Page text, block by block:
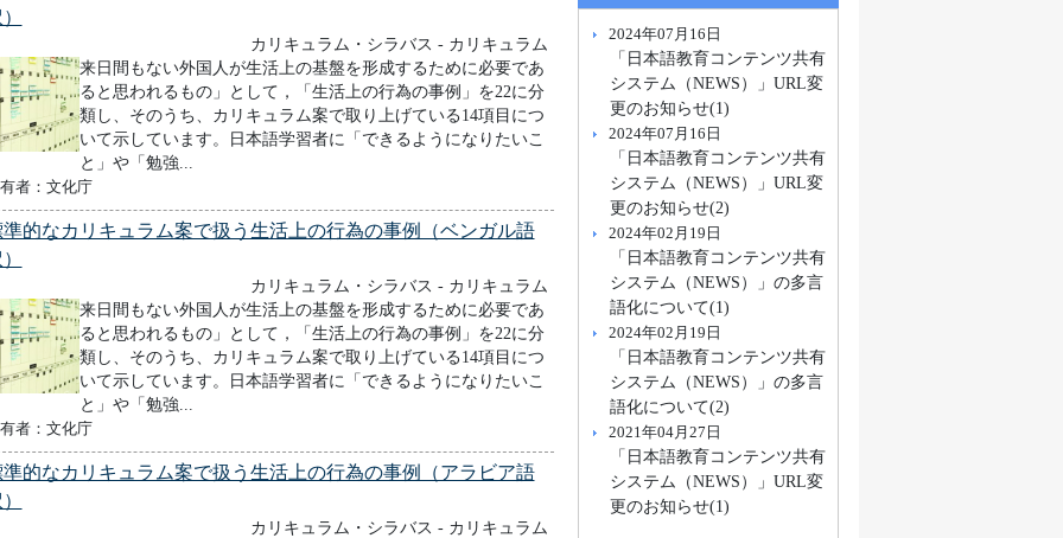
カリキュラム・シラバス - カリキュラム
来日間もない外国人が生活上の基盤を形成するために必要であ
ると思われるもの」として，「生活上の行為の事例」を22に分
類し、そのうち、カリキュラム案で取り上げている14項目につ
いて示しています。日本語学習者に「できるようになりたいこ
と」や「勉強...
者：文化庁
的なカリキュラム案で扱う生活上の行為の事例（ベンガル語
カリキュラム・シラバス - カリキュラム
来日間もない外国人が生活上の基盤を形成するために必要であ
ると思われるもの」として，「生活上の行為の事例」を22に分
類し、そのうち、カリキュラム案で取り上げている14項目につ
いて示しています。日本語学習者に「できるようになりたいこ
と」や「勉強...
者：文化庁
的なカリキュラム案で扱う生活上の行為の事例（アラビア語
カリキュラム・シラバス - カリキュラム
2024年07月16日
「日本語教育コンテンツ共有
システム（NEWS）」URL変
更のお知らせ(1)
2024年07月16日
「日本語教育コンテンツ共有
システム（NEWS）」URL変
更のお知らせ(2)
2024年02月19日
「日本語教育コンテンツ共有
システム（NEWS）」の多言
語化について(1)
2024年02月19日
「日本語教育コンテンツ共有
システム（NEWS）」の多言
語化について(2)
2021年04月27日
「日本語教育コンテンツ共有
システム（NEWS）」URL変
更のお知らせ(1)